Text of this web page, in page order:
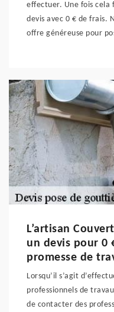
effectuer. Une fois
devis avec 0 € de frais.
offre généreuse pour
L’artisan
un devis pour 0
promesse de
Lorsqu’il s’agit
professionnels de
de contacter des